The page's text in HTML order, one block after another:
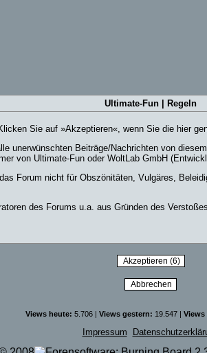
Ultimate-Fun | Regeln
Sie auf »Akzeptieren«, wenn Sie die hier
unerwünschten Beiträge/Nachrichten von
von Ultimate-Fun oder WoltLab GmbH
Forum nicht für Obszönitäten, Vulgäres,
des Forums u.a. aus Gründen des
Views heute: 5.706 | Views gestern: 19.547 | Views
Impressum